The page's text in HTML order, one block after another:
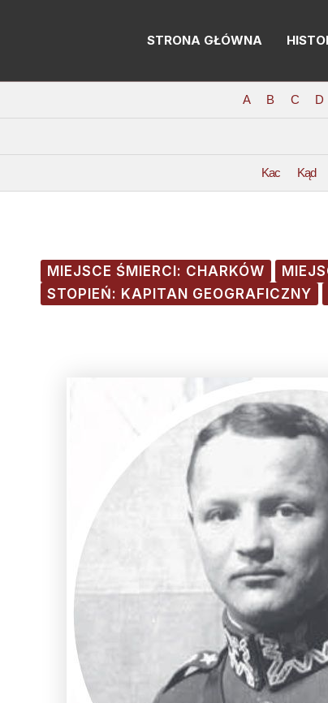
STRONA GŁÓWNA
A B C D
Kac Kąd
MIEJSCE ŚMIERCI: CHARKÓW
STOPIEŃ: KAPITAN GEOGRAFICZNY